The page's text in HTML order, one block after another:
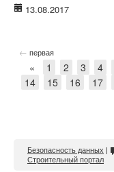
13.08.2017
← первая
« 1 2 3 4
14
15 16 17
Безопасность данных |
Строительный портал